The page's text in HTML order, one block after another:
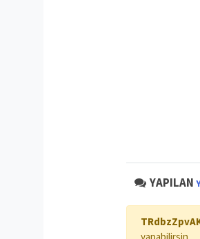
YAPILAN